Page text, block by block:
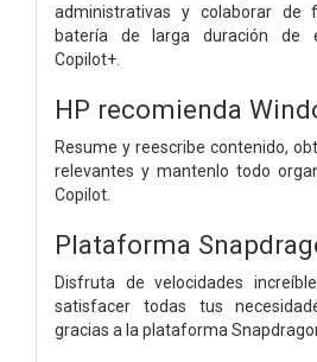
administrativas y colaborar de
batería de larga duración de
Copilot+.
HP recomienda
Resume y reescribe contenido,
relevantes y mantenlo todo
Copilot.
Plataforma
Disfruta de velocidades
satisfacer todas tus
gracias a la plataforma